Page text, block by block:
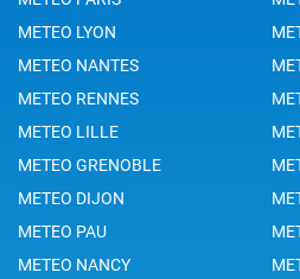
METEO LYON
METEO NANTES
METEO RENNES
METEO LILLE
METEO GRENOBLE
METEO DIJON
METEO PAU
METEO NANCY